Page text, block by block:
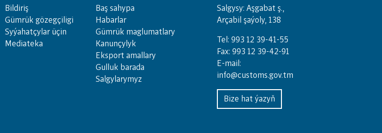
Bil­di­riş
Güm­rük gö­zeg­çi­li­gi
Sy­ýa­hat­çy­lar ü­çin
Media­teka
Baş sahypa
Habarlar
Gümrük maglumatlary
Kanunçylyk
Eksport amallary
Gulluk barada
Salgylarymyz
Salgysy: Aşgabat ş.,
Arçabil şaýoly, 138
Tel: 993 12 39-41-55
Fax: 993 12 39-42-91
E-mail:
info@customs.gov.tm
Bize hat ýazyň